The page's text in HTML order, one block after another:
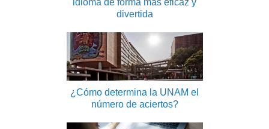
divertida
¿Cómo determina la UNAM el
número de aciertos?